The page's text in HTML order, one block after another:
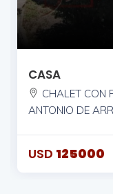
CASA
CHALET CON
ANTONIO DE
USD 125000